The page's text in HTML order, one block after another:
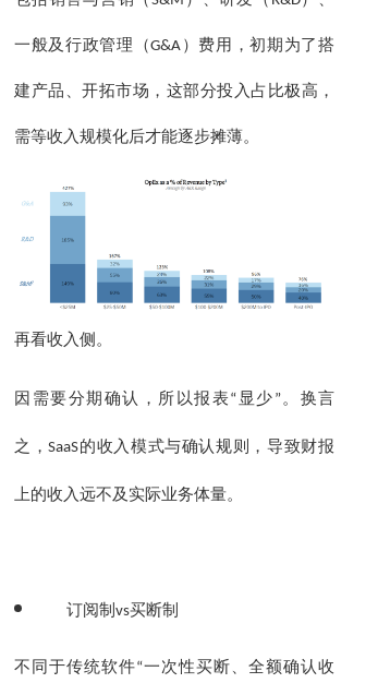
一般及行政管理（G&A ）费用，初期为了搭
建产品、开拓市场，这部分投入占比极高，
需等收入规模化后才能逐步摊薄。
再看收入侧。
因需要分期确认， 所以 报表“ 显少 ”。 换言
之，SaaS的收入模式与确认规则，导致财报
上的收入远不及实际业务体量。
订阅制vs买断制
不同于传统软件“一次性买断、全额确认收